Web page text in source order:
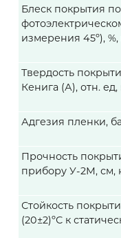
Блеск покрытия по
измерения 45º),
Твердость
Кенига (А), отн.
Адгезия пленки,
Прочность
прибору У-2М, см,
Стойкость
(20±2)ºС к